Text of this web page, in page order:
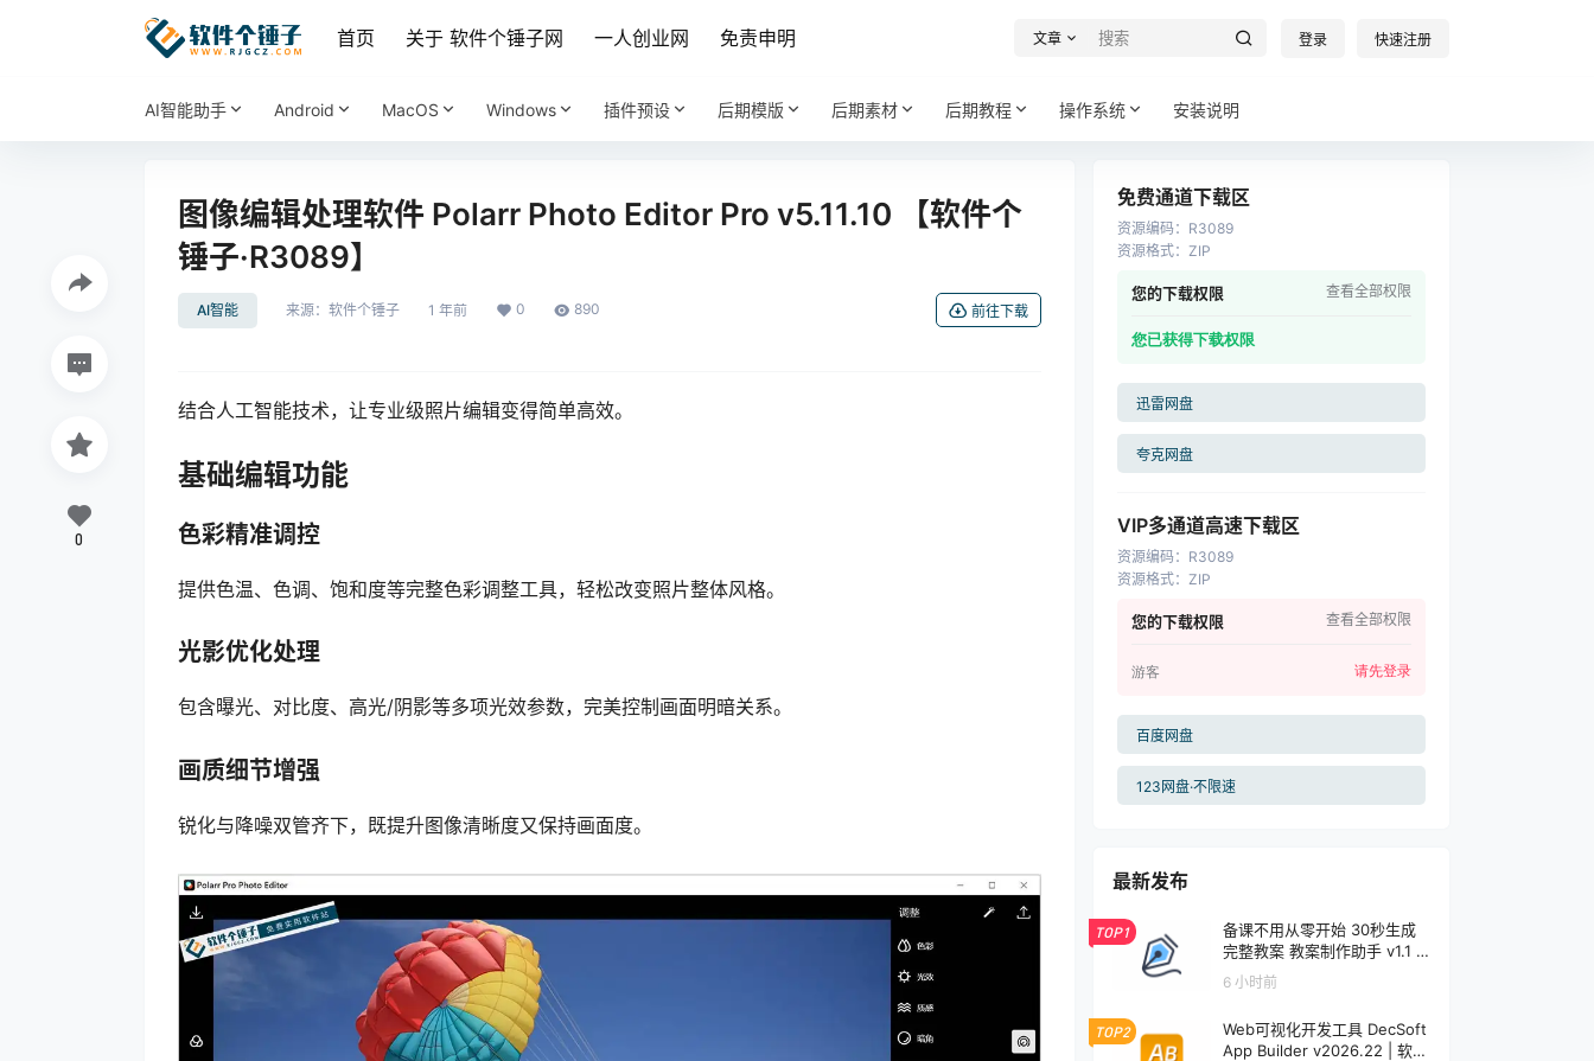
首页 关于 软件个锤子网 一人创业网 免责申明 文章 登录 快速注册
AI智能助手 Android MacOS Windows 插件预设 后期模版 后期素材 后期教程 操作系统 安装说明
图像编辑处理软件 Polarr Photo Editor Pro v5.11.10 【软件个
锤子·R3089】
AI智能 来源： 软件个锤子 1 年前 0 890 前往下载
结合人工智能技术，让专业级照片编辑变得简单高效。
基础编辑功能
色彩精准调控
提供色温、色调、饱和度等完整色彩调整工具，轻松改变照片整体风格。
光影优化处理
包含曝光、对比度、高光/阴影等多项光效参数，完美控制画面明暗关系。
画质细节增强
锐化与降噪双管齐下，既提升图像清晰度又保持画面度。
0
免费通道下载区
资源编码： R3089
资源格式： ZIP
您的下载权限 查看全部权限
您已获得下载权限
迅雷网盘
夸克网盘
VIP多通道高速下载区
资源编码： R3089
资源格式： ZIP
您的下载权限 查看全部权限
游客 请先登录
百度网盘
123网盘·不限速
最新发布
TOP1
备课不用从零开始 30秒生成
完整教案 教案制作助手 v1.1 |
软件个锤子 | S1001
6 小时前
TOP2
Web可视化开发工具 DecSoft
App Builder v2026.22 | 软件